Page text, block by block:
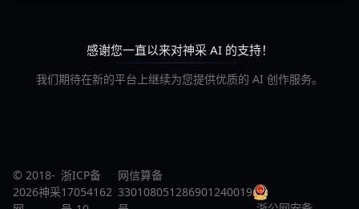
感谢您一直以来对神采 AI 的支持！
我们期待在新的平台上继续为您提供优质的 AI 创作服务。
© 2018-
2026神采
浙ICP备
17054162
网信算备
330108051286901240019